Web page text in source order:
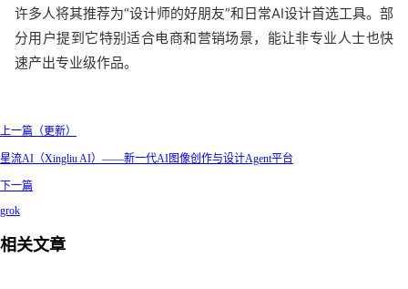
许多人将其推荐为“设计师的好朋友”和日常AI设计首选工具。部
分用户提到它特别适合电商和营销场景，能让非专业人士也快
速产出专业级作品。
上一篇（更新）
星流AI（Xingliu AI）——新一代AI图像创作与设计Agent平台
下一篇
grok
相关文章